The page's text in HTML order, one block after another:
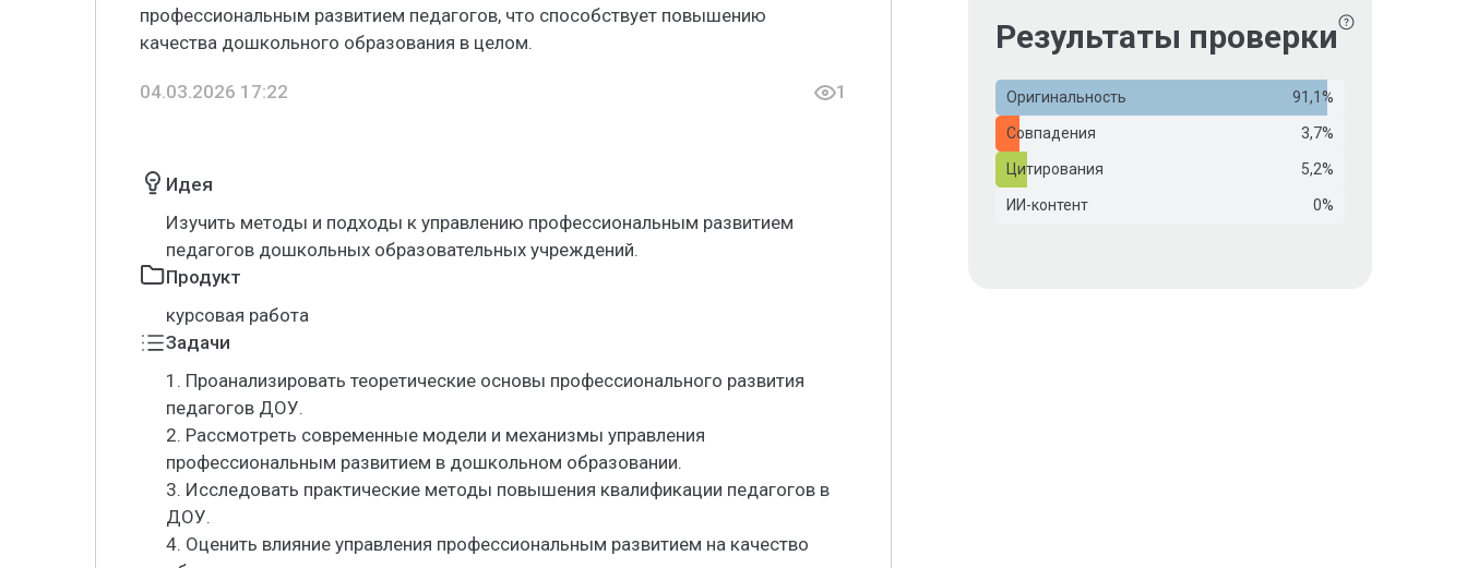
профессиональным развитием педагогов, что способствует повышению
качества дошкольного образования в целом.
04.03.2026 17:22 1
Идея
Изучить методы и подходы к управлению профессиональным развитием
педагогов дошкольных образовательных учреждений.
Продукт
курсовая работа
Задачи
1. Проанализировать теоретические основы профессионального развития
педагогов ДОУ.
2. Рассмотреть современные модели и механизмы управления
профессиональным развитием в дошкольном образовании.
3. Исследовать практические методы повышения квалификации педагогов в
ДОУ.
4. Оценить влияние управления профессиональным развитием на качество
Результаты проверки
Оригинальность 91,1%
Совпадения 3,7%
Цитирования 5,2%
ИИ-контент 0%